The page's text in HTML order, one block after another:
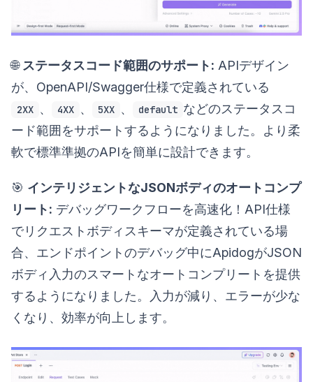
🌐 ステータスコード範囲のサポート: APIデザイン
が、OpenAPI/Swagger仕様で定義されている
2XX 、 4XX 、 5XX 、 default などのステータスコ
ード範囲をサポートするようになりました。より柔
軟で標準準拠のAPIを簡単に設計できます。
🎯 インテリジェントなJSONボディのオートコンプ
リート: デバッグワークフローを高速化！API仕様
でリクエストボディスキーマが定義されている場
合、エンドポイントのデバッグ中にApidogがJSON
ボディ入力のスマートなオートコンプリートを提供
するようになりました。入力が減り、エラーが少な
くなり、効率が向上します。